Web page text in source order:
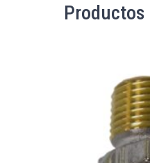
Productos